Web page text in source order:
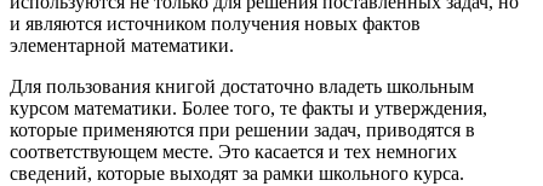
и являются источником получения новых фактов
элементарной математики.
Для пользования книгой достаточно владеть школьным
курсом математики. Более того, те факты и утверждения,
которые применяются при решении задач, приводятся в
соответствующем месте. Это касается и тех немногих
сведений, которые выходят за рамки школьного курса.